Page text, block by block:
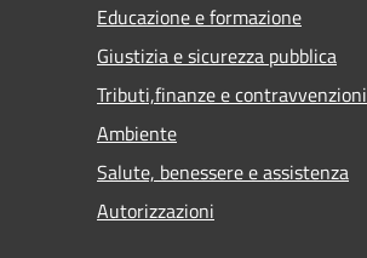
Educazione e formazione
Giustizia e sicurezza pubblica
Tributi,finanze e contravvenzioni
Ambiente
Salute, benessere e assistenza
Autorizzazioni